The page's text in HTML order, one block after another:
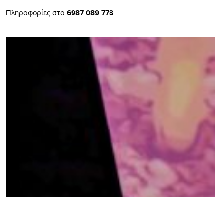
Πληροφορίες στο 6987 089 778